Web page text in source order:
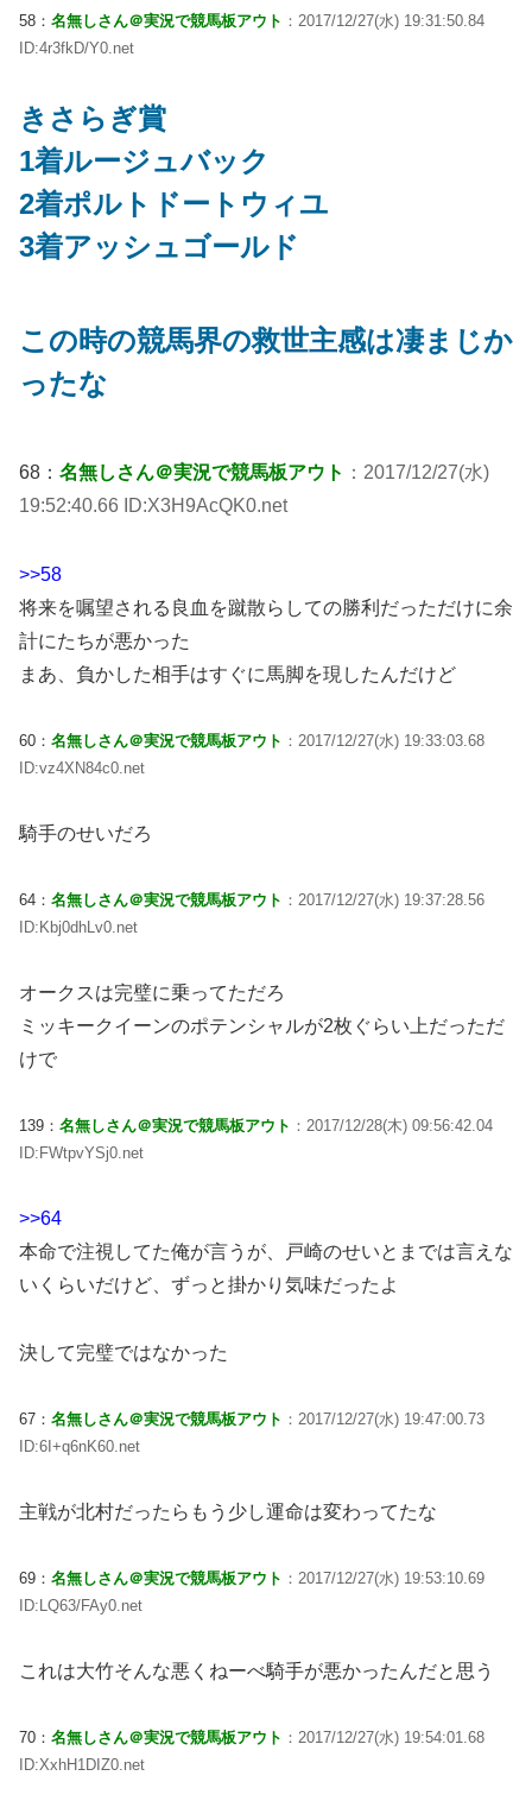
58： 名無しさん＠実況で競馬板アウト ：2017/12/27(水) 19:31:50.84
ID:4r3fkD/Y0.net
きさらぎ賞
1着ルージュバック
2着ポルトドートウィユ
3着アッシュゴールド
この時の競馬界の救世主感は凄まじか
ったな
68： 名無しさん＠実況で競馬板アウト ：2017/12/27(水)
19:52:40.66 ID:X3H9AcQK0.net
>>58
将来を嘱望される良血を蹴散らしての勝利だっただけに余
計にたちが悪かった
まあ、負かした相手はすぐに馬脚を現したんだけど
60： 名無しさん＠実況で競馬板アウト ：2017/12/27(水) 19:33:03.68
ID:vz4XN84c0.net
騎手のせいだろ
64： 名無しさん＠実況で競馬板アウト ：2017/12/27(水) 19:37:28.56
ID:Kbj0dhLv0.net
オークスは完璧に乗ってただろ
ミッキークイーンのポテンシャルが2枚ぐらい上だっただ
けで
139： 名無しさん＠実況で競馬板アウト ：2017/12/28(木) 09:56:42.04
ID:FWtpvYSj0.net
>>64
本命で注視してた俺が言うが、戸崎のせいとまでは言えな
いくらいだけど、ずっと掛かり気味だったよ
決して完璧ではなかった
67： 名無しさん＠実況で競馬板アウト ：2017/12/27(水) 19:47:00.73
ID:6I+q6nK60.net
主戦が北村だったらもう少し運命は変わってたな
69： 名無しさん＠実況で競馬板アウト ：2017/12/27(水) 19:53:10.69
ID:LQ63/FAy0.net
これは大竹そんな悪くねーべ騎手が悪かったんだと思う
70： 名無しさん＠実況で競馬板アウト ：2017/12/27(水) 19:54:01.68
ID:XxhH1DIZ0.net